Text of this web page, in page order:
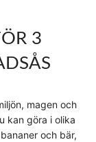
3
magen och
kan göra i olika
och bär,